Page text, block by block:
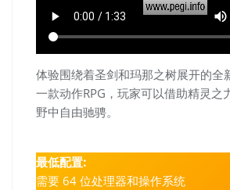
体验围绕着圣剑和玛那之树展开的全
一款动作RPG，玩家可以借助精灵之
野中自由驰骋。
最低配置:
需要 64 位处理器和操作系统